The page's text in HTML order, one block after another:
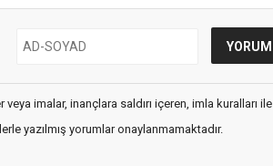
imalar, inançlara saldırı içeren, imla kuralları ile
yazılmış yorumlar onaylanmamaktadır.